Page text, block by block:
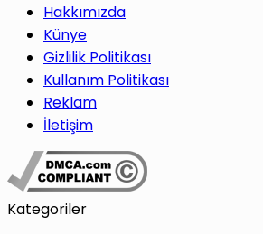
Hakkımızda
Künye
Gizlilik Politikası
Kullanım Politikası
Reklam
İletişim
Kategoriler